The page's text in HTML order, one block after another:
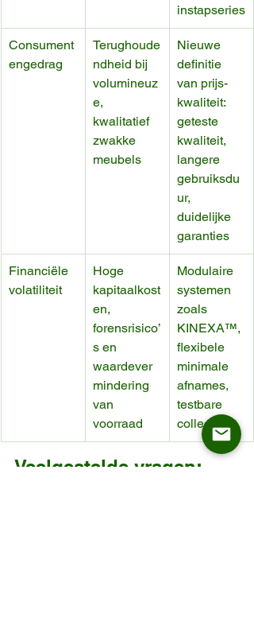
instapseries
Consument
engedrag
Terughoude
ndheid bij
volumineuz
e,
kwalitatief
zwakke
meubels
Nieuwe
definitie
van prijs-
kwaliteit:
geteste
kwaliteit,
langere
gebruiksdu
ur,
duidelijke
garanties
Financiële
volatiliteit
Hoge
kapitaalkost
en,
forensrisico’
s en
waardever
mindering
van
voorraad
Modulaire
systemen
zoals
KINEXA™,
flexibele
minimale
afnames,
testbare
collecties
Veelgestelde vragen: